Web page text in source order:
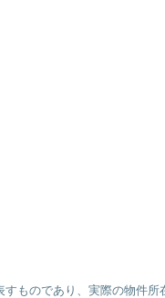
ものであり、実際の物件所